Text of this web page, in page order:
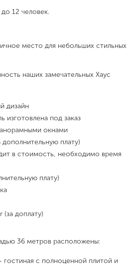
12 человек.
место для небольших стильных
наших замечательных Хаус
дизайн
изготовлена под заказ
окнами
дополнительную плату)
в стоимость, необходимо время
плату)
(за доплату)
36 метров расположены:
гостиная с полноценной плитой и